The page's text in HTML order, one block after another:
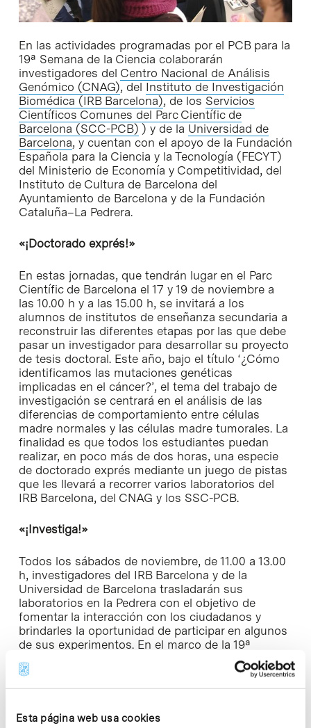
Esta página web usa cookies
En las actividades programadas por el PCB para la
19ª Semana de la Ciencia colaborarán
investigadores del Centro Nacional de Análisis
Genómico (CNAG), del Instituto de Investigación
Biomédica (IRB Barcelona), de los Servicios
Científicos Comunes del Parc Científic de
Barcelona (SCC-PCB) ) y de la Universidad de
Barcelona, y cuentan con el apoyo de la Fundación
Española para la Ciencia y la Tecnología (FECYT)
del Ministerio de Economía y Competitividad, del
Instituto de Cultura de Barcelona del
Ayuntamiento de Barcelona y de la Fundación
Cataluña–La Pedrera.
«¡Doctorado exprés!»
En estas jornadas, que tendrán lugar en el Parc
Científic de Barcelona el 17 y 19 de noviembre a
las 10.00 h y a las 15.00 h, se invitará a los
alumnos de institutos de enseñanza secundaria a
reconstruir las diferentes etapas por las que debe
pasar un investigador para desarrollar su proyecto
de tesis doctoral. Este año, bajo el título ‘¿Cómo
identificamos las mutaciones genéticas
implicadas en el cáncer?’, el tema del trabajo de
investigación se centrará en el análisis de las
diferencias de comportamiento entre células
madre normales y las células madre tumorales. La
finalidad es que todos los estudiantes puedan
realizar, en poco más de dos horas, una especie
de doctorado exprés mediante un juego de pistas
que les llevará a recorrer varios laboratorios del
IRB Barcelona, del CNAG y los SSC-PCB.
«¡Investiga!»
Todos los sábados de noviembre, de 11.00 a 13.00
h, investigadores del IRB Barcelona y de la
Universidad de Barcelona trasladarán sus
laboratorios en la Pedrera con el objetivo de
fomentar la interacción con los ciudadanos y
brindarles la oportunidad de participar en algunos
de sus experimentos. En el marco de la 19ª
Semana de la Ciencia se desarrollarán dos talleres
específicos: ‘¡Investiga con células y genes!’,
donde los asistentes participarán en el desarrollo
implicados en la diabetes de tipo II, y ‘Buscando